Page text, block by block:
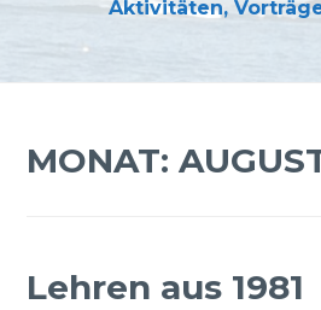
Aktivitäten,
MONAT:
Lehren aus 1981